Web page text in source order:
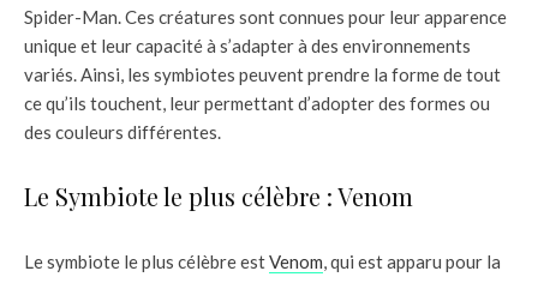
Spider-Man. Ces créatures sont connues pour leur apparence
unique et leur capacité à s’adapter à des environnements
variés. Ainsi, les symbiotes peuvent prendre la forme de tout
ce qu’ils touchent, leur permettant d’adopter des formes ou
des couleurs différentes.
Le Symbiote le plus célèbre : Venom
Le symbiote le plus célèbre estVenom, qui est apparu pour la